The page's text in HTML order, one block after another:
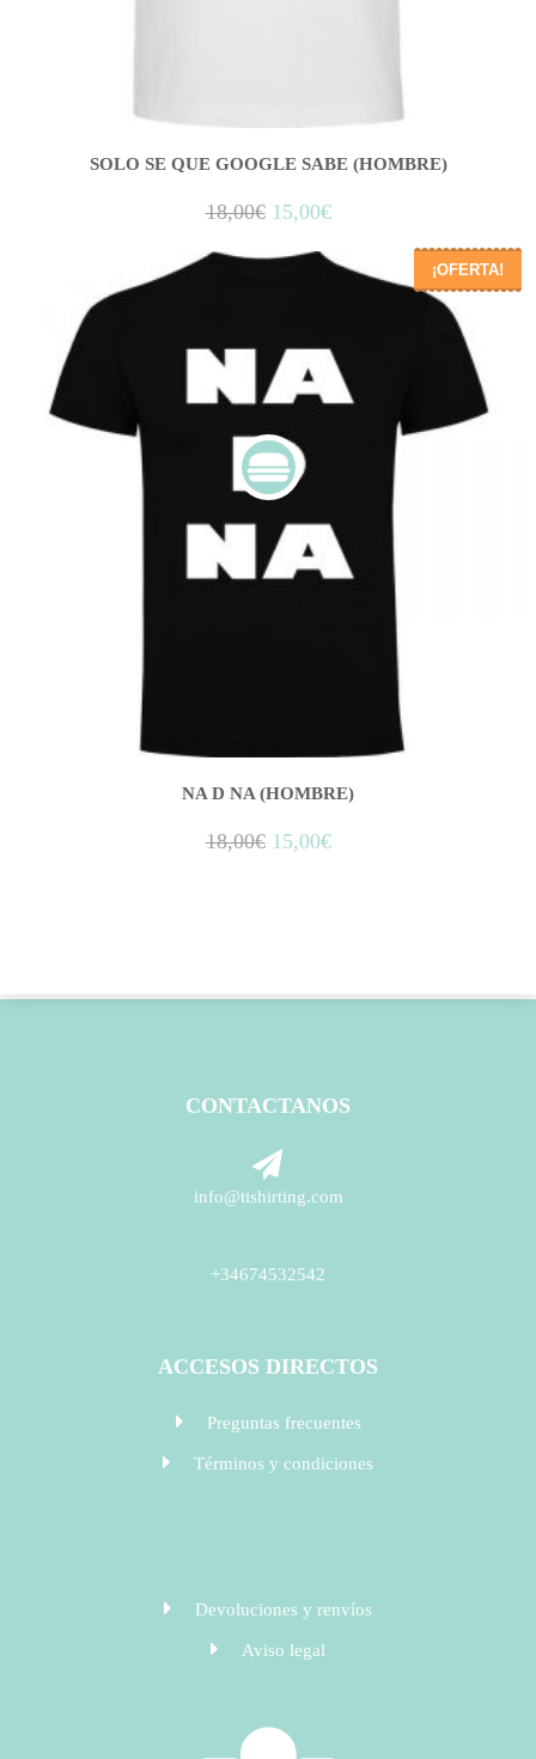
SOLO SE QUE GOOGLE SABE (HOMBRE)
18,00€ 15,00€
¡OFERTA!
NA D NA (HOMBRE)
18,00€ 15,00€
CONTACTANOS
info@tishirting.com
+34674532542
ACCESOS DIRECTOS
Preguntas frecuentes
Términos y condiciones
Devoluciones y renvíos
Aviso legal